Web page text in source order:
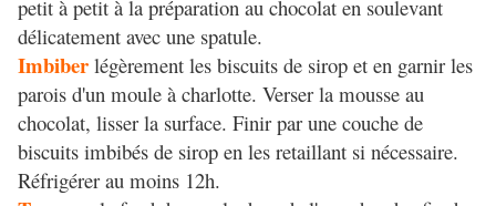
petit à petit à la préparation au chocolat en soulevant
délicatement avec une spatule.
Imbiber légèrement les biscuits de sirop et en garnir les
parois d'un moule à charlotte. Verser la mousse au
chocolat, lisser la surface. Finir par une couche de
biscuits imbibés de sirop en les retaillant si nécessaire.
Réfrigérer au moins 12h.